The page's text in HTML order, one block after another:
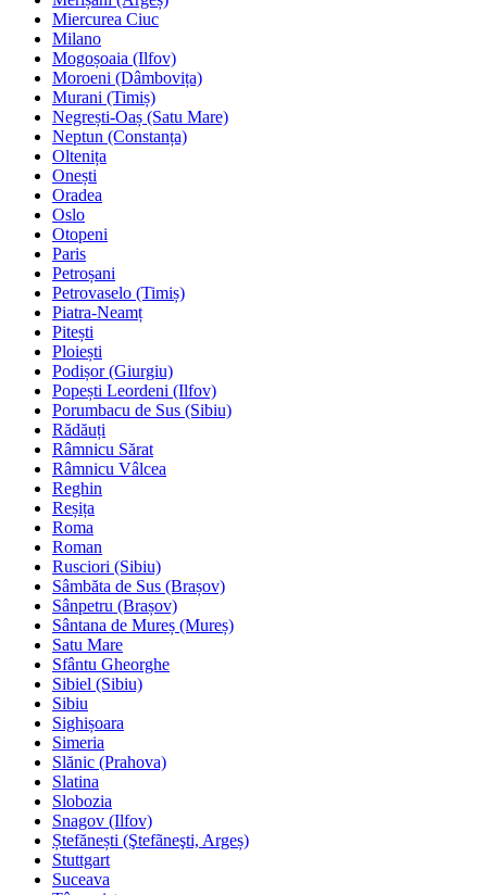
Miercurea Ciuc
Milano
Mogoșoaia (Ilfov)
Moroeni (Dâmbovița)
Murani (Timiș)
Negrești-Oaș (Satu Mare)
Neptun (Constanța)
Oltenița
Onești
Oradea
Oslo
Otopeni
Paris
Petroșani
Petrovaselo (Timiș)
Piatra-Neamț
Pitești
Ploiești
Podișor (Giurgiu)
Popești Leordeni (Ilfov)
Porumbacu de Sus (Sibiu)
Rădăuți
Râmnicu Sărat
Râmnicu Vâlcea
Reghin
Reșița
Roma
Roman
Rusciori (Sibiu)
Sâmbăta de Sus (Brașov)
Sânpetru (Brașov)
Sântana de Mureș (Mureș)
Satu Mare
Sfântu Gheorghe
Sibiel (Sibiu)
Sibiu
Sighișoara
Simeria
Slănic (Prahova)
Slatina
Slobozia
Snagov (Ilfov)
Ștefănești (Ştefãneşti, Argeș)
Stuttgart
Suceava